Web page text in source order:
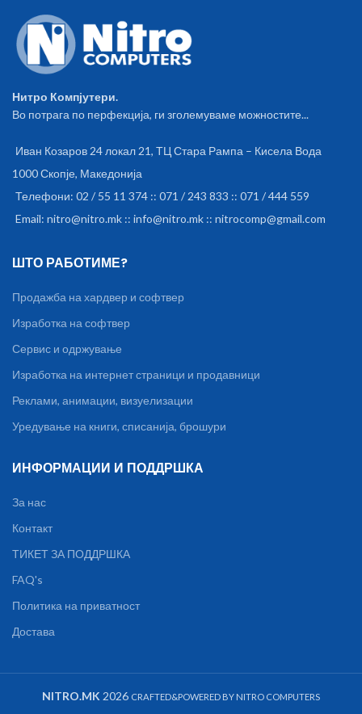
Нитро Компјутери.
Во потрага по перфекција, ги зголемуваме можностите...
Иван Козаров 24 локал 21, ТЦ Стара Рампа – Кисела Вода
1000 Скопје, Македонија
Телефони: 02 / 55 11 374 :: 071 / 243 833 :: 071 / 444 559
Email: nitro@nitro.mk :: info@nitro.mk :: nitrocomp@gmail.com
ШТО РАБОТИМЕ?
Продажба на хардвер и софтвер
Изработка на софтвер
Сервис и одржување
Изработка на интернет страници и продавници
Реклами, анимации, визуелизации
Уредување на книги, списанија, брошури
ИНФОРМАЦИИ И ПОДДРШКА
За нас
Контакт
ТИКЕТ ЗА ПОДДРШКА
FAQ's
Политика на приватност
Достава
NITRO.MK 2026 CRAFTED&POWERED BY NITRO COMPUTERS